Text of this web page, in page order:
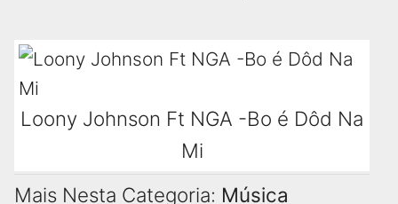
Loony Johnson Ft NGA -Bo é Dôd Na
Mi
Mais Nesta Categoria: Música